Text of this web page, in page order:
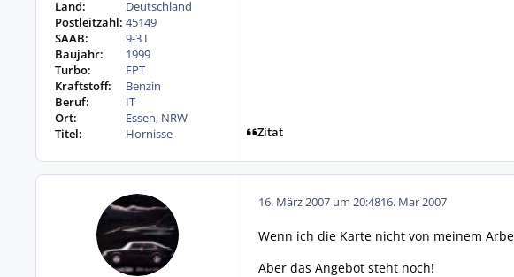
Land:
Deutschland
Postleitzahl: 45149
SAAB:
9-3 I
Baujahr:
1999
Turbo:
FPT
Kraftstoff:
Benzin
Beruf:
IT
Ort:
Essen, NRW
Titel:
Hornisse Zitat
16. März 2007 um 20:4816. Mar 2007
Wenn ich die Karte nicht von meinem
Aber das Angebot steht noch!